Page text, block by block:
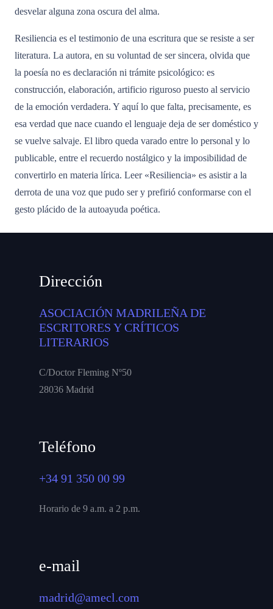
desvelar alguna zona oscura del alma.
Resiliencia es el testimonio de una escritura que se resiste a ser
literatura. La autora, en su voluntad de ser sincera, olvida que
la poesía no es declaración ni trámite psicológico: es
construcción, elaboración, artificio riguroso puesto al servicio
de la emoción verdadera. Y aquí lo que falta, precisamente, es
esa verdad que nace cuando el lenguaje deja de ser doméstico y
se vuelve salvaje. El libro queda varado entre lo personal y lo
publicable, entre el recuerdo nostálgico y la imposibilidad de
convertirlo en materia lírica. Leer «Resiliencia» es asistir a la
derrota de una voz que pudo ser y prefirió conformarse con el
gesto plácido de la autoayuda poética.
Dirección
ASOCIACIÓN MADRILEÑA DE
ESCRITORES Y CRÍTICOS
LITERARIOS
C/Doctor Fleming Nº50
28036 Madrid
Teléfono
+34 91 350 00 99
Horario de 9 a.m. a 2 p.m.
e-mail
madrid@amecl.com